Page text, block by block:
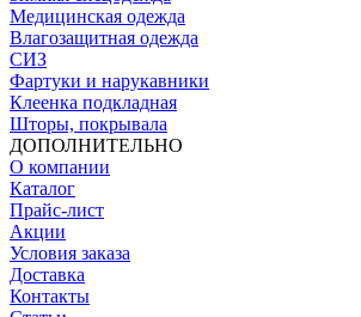
Медицинская одежда
Влагозащитная одежда
СИЗ
Фартуки и нарукавники
Клеенка подкладная
Шторы, покрывала
ДОПОЛНИТЕЛЬНО
О компании
Каталог
Прайс-лист
Акции
Условия заказа
Доставка
Контакты